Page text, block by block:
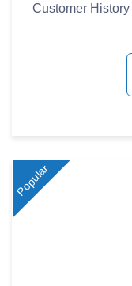
Customer History
Popular